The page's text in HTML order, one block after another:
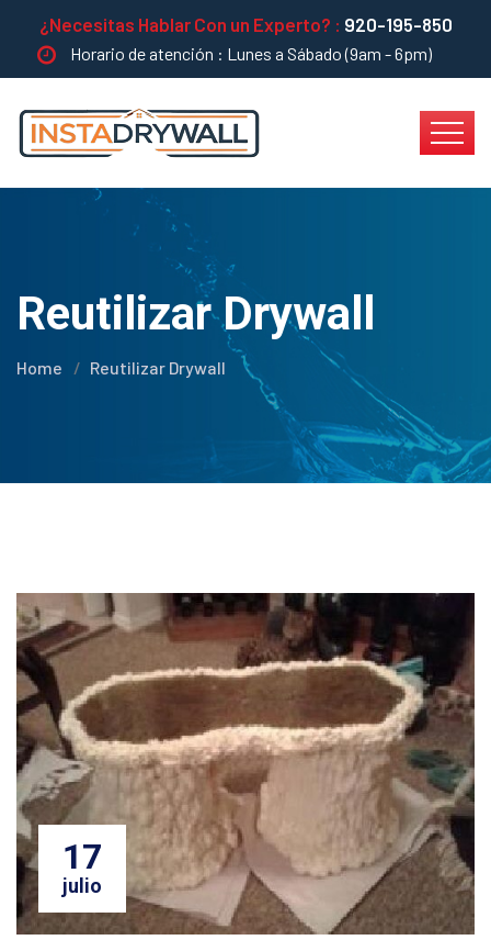
¿Necesitas Hablar Con un Experto? : 920-195-850
Horario de atención : Lunes a Sábado (9am - 6pm)
Reutilizar Drywall
Home Reutilizar Drywall
17
julio